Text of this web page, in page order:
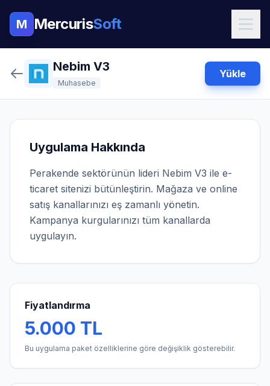
M MercurisSoft
Nebim V3
Muhasebe
Yükle
Uygulama Hakkında
Perakende sektörünün lideri Nebim V3 ile e-
ticaret sitenizi bütünleştirin. Mağaza ve online
satış kanallarınızı eş zamanlı yönetin.
Kampanya kurgularınızı tüm kanallarda
uygulayın.
Fiyatlandırma
5.000 TL
Bu uygulama paket özelliklerine göre değişiklik gösterebilir.